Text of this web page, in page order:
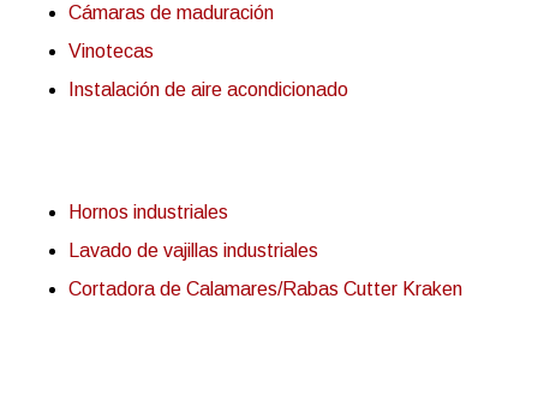
Cámaras de maduración
Vinotecas
Instalación de aire acondicionado
Hornos industriales
Lavado de vajillas industriales
Cortadora de Calamares/Rabas Cutter Kraken